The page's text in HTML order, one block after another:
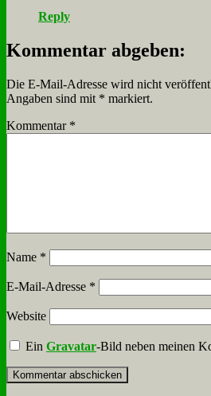
Reply
Kommentar abgeben:
Die E-Mail-Adresse wird nicht
Angaben sind mit * markiert.
Kommentar *
Name *
E-Mail-Adresse *
Website
EinGravatar-Bild neben meinen